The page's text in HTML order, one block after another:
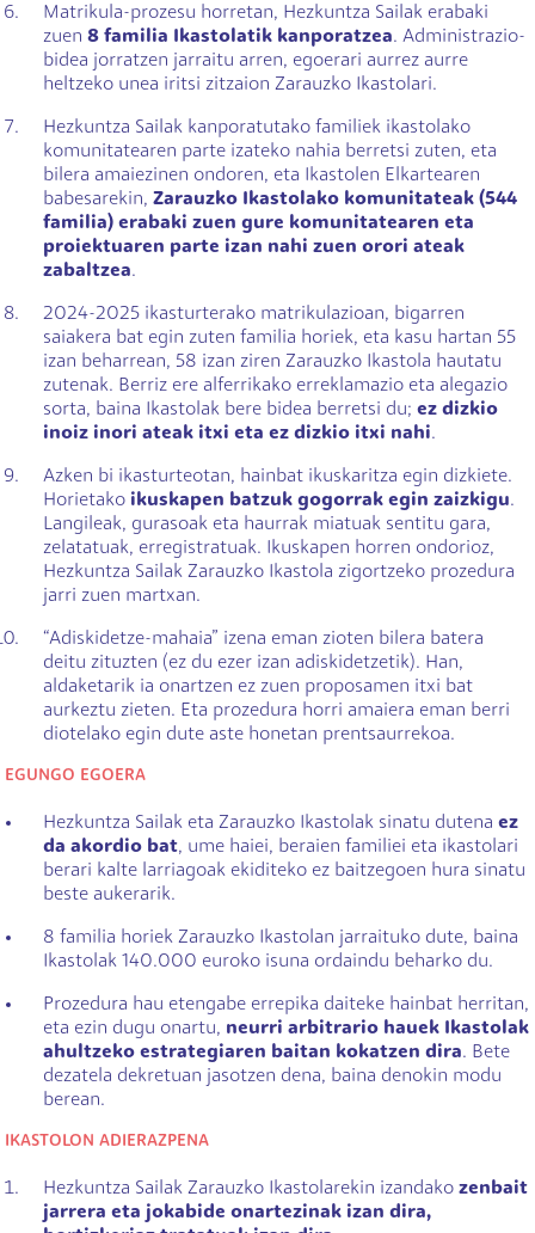
Matrikula-prozesu horretan, Hezkuntza Sailak erabaki
zuen 8 familia Ikastolatik kanporatzea. Administrazio-
bidea jorratzen jarraitu arren, egoerari aurrez aurre
heltzeko unea iritsi zitzaion Zarauzko Ikastolari.
Hezkuntza Sailak kanporatutako familiek ikastolako
komunitatearen parte izateko nahia berretsi zuten, eta
bilera amaiezinen ondoren, eta Ikastolen Elkartearen
babesarekin, Zarauzko Ikastolako komunitateak (544
familia) erabaki zuen gure komunitatearen eta
proiektuaren parte izan nahi zuen orori ateak
zabaltzea.
2024-2025 ikasturterako matrikulazioan, bigarren
saiakera bat egin zuten familia horiek, eta kasu hartan 55
izan beharrean, 58 izan ziren Zarauzko Ikastola hautatu
zutenak. Berriz ere alferrikako erreklamazio eta alegazio
sorta, baina Ikastolak bere bidea berretsi du; ez dizkio
inoiz inori ateak itxi eta ez dizkio itxi nahi.
Azken bi ikasturteotan, hainbat ikuskaritza egin dizkiete.
Horietako ikuskapen batzuk gogorrak egin zaizkigu.
Langileak, gurasoak eta haurrak miatuak sentitu gara,
zelatatuak, erregistratuak. Ikuskapen horren ondorioz,
Hezkuntza Sailak Zarauzko Ikastola zigortzeko prozedura
jarri zuen martxan.
“Adiskidetze-mahaia” izena eman zioten bilera batera
deitu zituzten (ez du ezer izan adiskidetzetik). Han,
aldaketarik ia onartzen ez zuen proposamen itxi bat
aurkeztu zieten. Eta prozedura horri amaiera eman berri
diotelako egin dute aste honetan prentsaurrekoa.
EGUNGO EGOERA
Hezkuntza Sailak eta Zarauzko Ikastolak sinatu dutena ez
da akordio bat, ume haiei, beraien familiei eta ikastolari
berari kalte larriagoak ekiditeko ez baitzegoen hura sinatu
beste aukerarik.
8 familia horiek Zarauzko Ikastolan jarraituko dute, baina
Ikastolak 140.000 euroko isuna ordaindu beharko du.
Prozedura hau etengabe errepika daiteke hainbat herritan,
eta ezin dugu onartu, neurri arbitrario hauek Ikastolak
ahultzeko estrategiaren baitan kokatzen dira. Bete
dezatela dekretuan jasotzen dena, baina denokin modu
berean.
IKASTOLON ADIERAZPENA
Hezkuntza Sailak Zarauzko Ikastolarekin izandako zenbait
jarrera eta jokabide onartezinak izan dira,